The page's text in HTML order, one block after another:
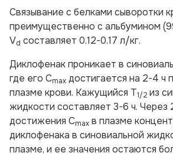
Связывание с белками сыворотки
преимущественно с альбумином
Vd составляет 0.12-0.17 л/кг.
Диклофенак проникает в
где его Cmax достигается на 2-4 ч
плазме крови. Кажущийся T1/2 из
жидкости составляет 3-6 ч. Через
достижения Cmax в плазме
диклофенака в синовиальной
плазме, и ее значения остаются